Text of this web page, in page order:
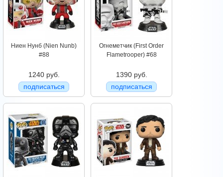
Ниен Нунб (Nien Nunb)
#88
1240 руб.
подписаться
Огнеметчик (First Order
Flametrooper) #68
1390 руб.
подписаться